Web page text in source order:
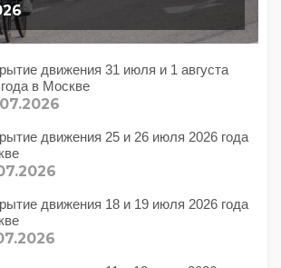
движения 31 июля и 1 августа
в Москве
движения 25 и 26 июля 2026 года
движения 18 и 19 июля 2026 года